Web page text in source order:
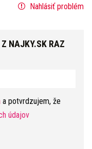
Nahlásiť problém
NAJKY.SK RAZ
a potvrdzujem, že
údajov